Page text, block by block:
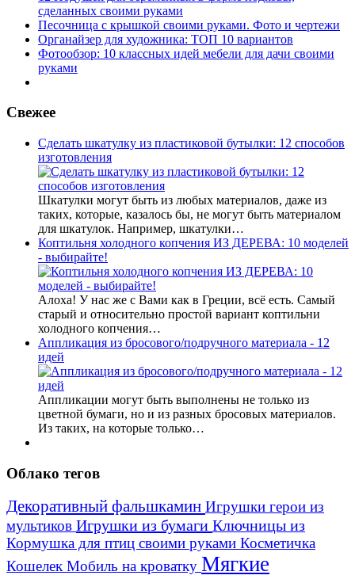
сделанных своими руками
Песочница с крышкой своими руками. Фото и чертежи
Органайзер для художника: ТОП 10 вариантов
Фотообзор: 10 классных идей мебели для дачи своими
руками
Свежее
Сделать шкатулку из пластиковой бутылки: 12 способов
изготовления
Шкатулки могут быть из любых материалов, даже из
таких, которые, казалось бы, не могут быть материалом
для шкатулок. Например, шкатулки…
Коптильня холодного копчения ИЗ ДЕРЕВА: 10 моделей
- выбирайте!
Алоха! У нас же с Вами как в Греции, всё есть. Самый
старый и относительно простой вариант коптильни
холодного копчения…
Аппликация из бросового/подручного материала - 12
идей
Аппликации могут быть выполнены не только из
цветной бумаги, но и из разных бросовых материалов.
Из таких, на которые только…
Облако тегов
Декоративный фальшкамин Игрушки герои из
мультиков Игрушки из бумаги Ключницы из
Кормушка для птиц своими руками Косметичка
КошелекМобиль на кроватку Мягкие